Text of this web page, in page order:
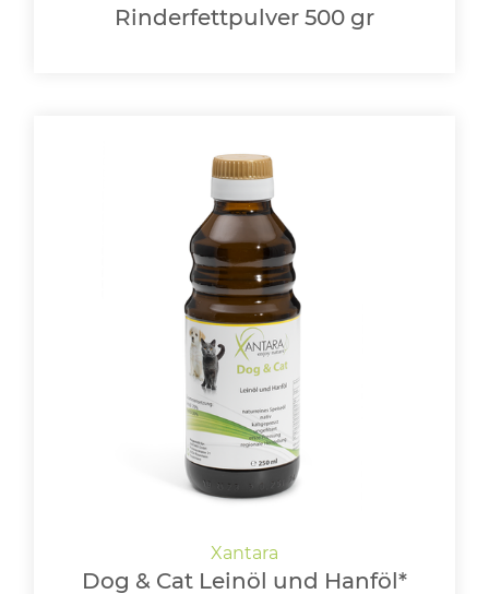
Rinderfettpulver 500 gr
Dog & Cat Leinöl und Hanföl*